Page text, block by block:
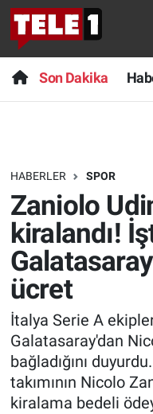
Son Dakika
HABERLER SPOR
Zaniolo
kiralandı!
ücret
İtalya Serie A
Galatasaray'dan
bağladığını
takımının Nicolo
kiralama bedeli
Anında Manşet
Başka Sohbetler
Bilim turu
Bilim ve
Doğa Konuşuyor
Dünya
Ege Saati
Ege'den Esintiler
Son Dakika
Haber
Dünya
Teknoloji
Sağlık
Spor
Yayın Akışı
İletişim
Nöbetçi
Hava Durumu
Trafik Durumu
Süper Lig Puan
Tüm Manşetler
Son Dakika
Haber Arşivi